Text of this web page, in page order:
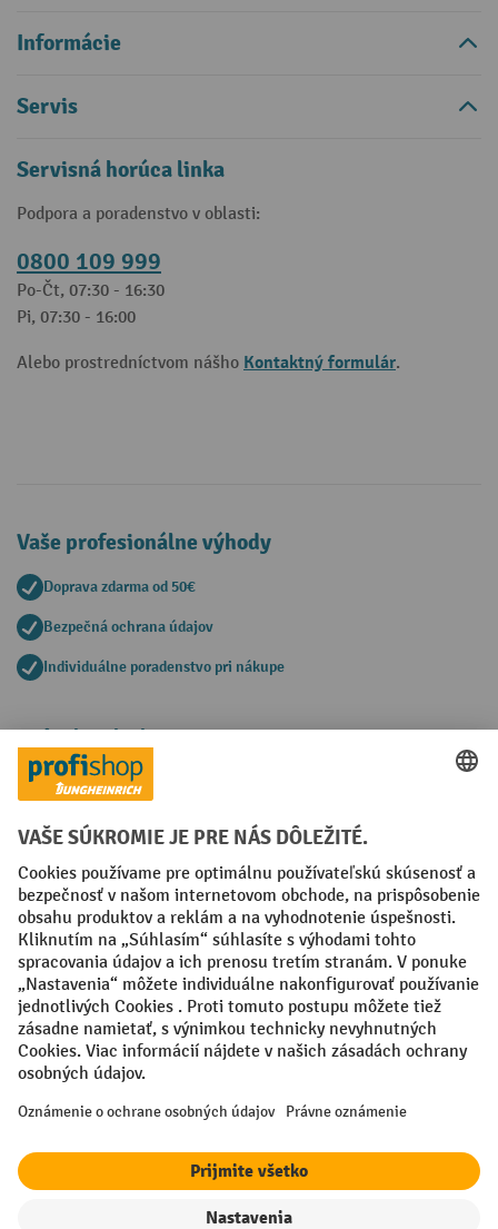
Informácie
Servis
Servisná horúca linka
Podpora a poradenstvo v oblasti:
0800 109 999
Po-Čt, 07:30 - 16:30
Pi, 07:30 - 16:00
Alebo prostredníctvom nášho Kontaktný formulár.
Vaše profesionálne výhody
Doprava zdarma od 50€
Bezpečná ochrana údajov
Individuálne poradenstvo pri nákupe
Spôsoby platby
Creditcard (Master)Creditcard (Visa)
Faktúra Predplatba
Sociálne siete
Facebook
YouTube
LinkedIn
Nastavenia ochrany osobných údajov
All prices excl. VAT plusshipping costsand possible delivery charges,
¹ Zľava platí do vypredania zásob. Zľava sa nevzťahuje na špeciálne